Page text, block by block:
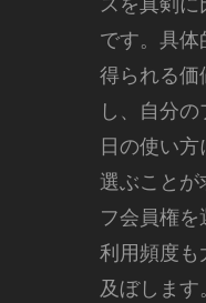
スを真剣に
です。具体
得られる価
し、自分
日の使い
選ぶことが
フ会員権を
利用頻度も
及ぼします